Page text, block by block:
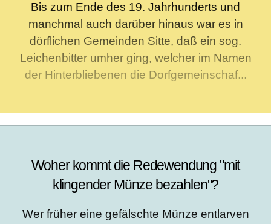
Bis zum Ende des 19. Jahrhunderts und
manchmal auch darüber hinaus war es in
dörflichen Gemeinden Sitte, daß ein sog.
Leichenbitter umher ging, welcher im Namen
der Hinterbliebenen die Dorfgemeinschaf...
Woher kommt die Redewendung "mit
klingender Münze bezahlen"?
Wer früher eine gefälschte Münze entlarven